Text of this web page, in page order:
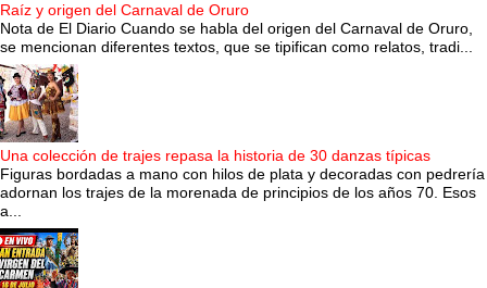
Raíz y origen del Carnaval de Oruro
Nota de El Diario Cuando se habla del origen del Carnaval de Oruro,
se mencionan diferentes textos, que se tipifican como relatos, tradi...
Una colección de trajes repasa la historia de 30 danzas típicas
Figuras bordadas a mano con hilos de plata y decoradas con pedrería
adornan los trajes de la morenada de principios de los años 70. Esos
a...